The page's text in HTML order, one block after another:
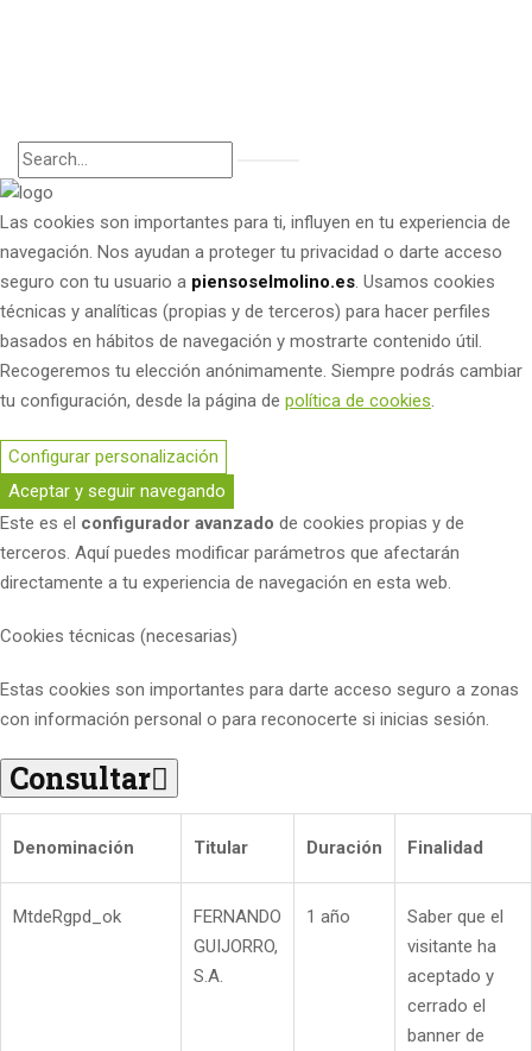
Las cookies son importantes para ti, influyen en tu experiencia de
navegación. Nos ayudan a proteger tu privacidad o darte acceso
seguro con tu usuario a piensoselmolino.es. Usamos cookies
técnicas y analíticas (propias y de terceros) para hacer perfiles
basados en hábitos de navegación y mostrarte contenido útil.
Recogeremos tu elección anónimamente. Siempre podrás cambiar
tu configuración, desde la página de política de cookies.
Configurar personalización
Aceptar y seguir navegando
Este es el configurador avanzado de cookies propias y de
terceros. Aquí puedes modificar parámetros que afectarán
directamente a tu experiencia de navegación en esta web.
Cookies técnicas (necesarias)
Estas cookies son importantes para darte acceso seguro a zonas
con información personal o para reconocerte si inicias sesión.
Consultar
Denominación Titular Duración Finalidad
MtdeRgpd_ok
FERNANDO
GUIJORRO,
S.A.
1 año
Saber que el
visitante ha
aceptado y
cerrado el
banner de